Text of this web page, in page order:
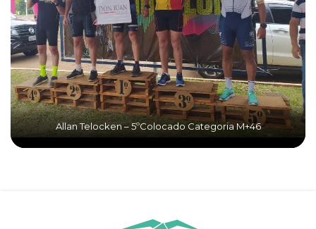
Allan Telocken – 5ºColocado Categoria M+46